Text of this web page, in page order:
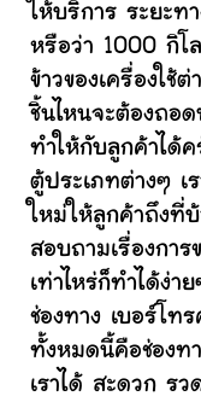
ให้บริการ ระยะท
หรือว่า 1000 กิโ
ข้าวของเครื่องใช้
ชิ้นไหนจะต้องถอ
ทำให้กับลูกค้าได้
ตู้ประเภทต่างๆ เ
ใหม่ให้ลูกค้าถึงที่
สอบถามเรื่องกา
เท่าไหร่ก็ทำได้ง่า
ช่องทาง เบอร์โ
ทั้งหมดนี้คือช่องท
เราได้ สะดวก ร